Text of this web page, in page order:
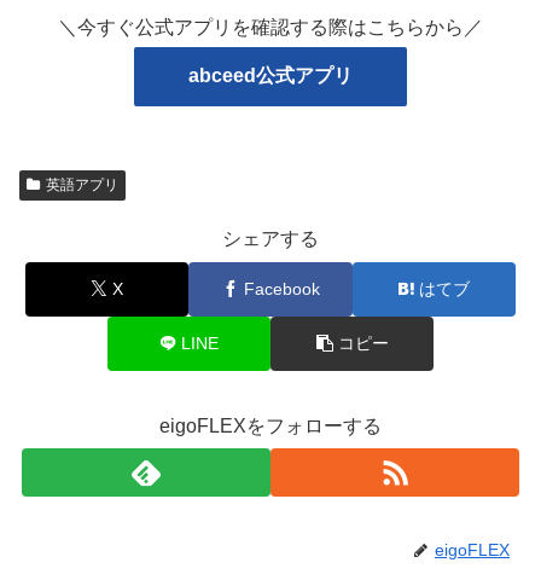
＼今すぐ公式アプリを確認する際はこちらから／
abceed公式アプリ
英語アプリ
シェアする
X Facebook はてブ
LINE コピー
eigoFLEXをフォローする
eigoFLEX